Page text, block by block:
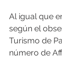
Al igual que
según el
Turismo de
número de